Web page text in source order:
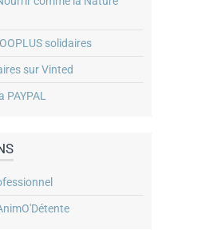
solidaires
sur Vinted
PAYPAL